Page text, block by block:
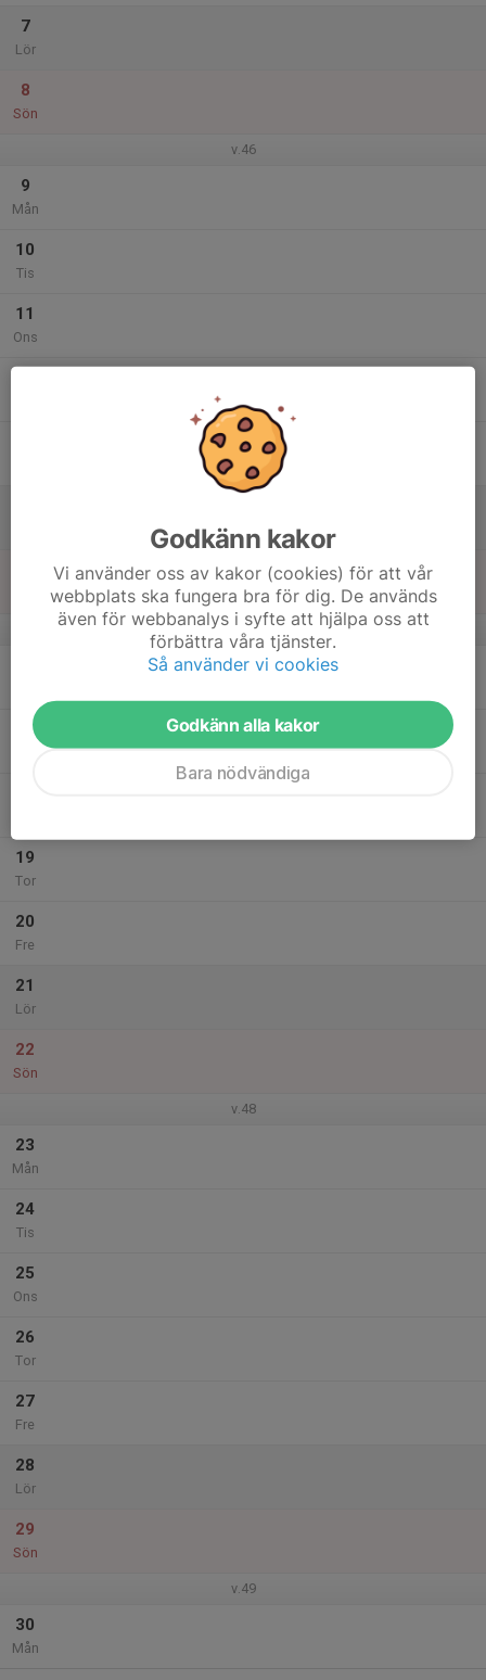
7
Lör
8
Sön
v.46
9
Mån
10
Tis
11
Ons
v.47
17
19
Tor
20
Fre
21
Lör
22
Sön
v.48
23
Mån
24
Tis
25
Ons
26
Tor
27
Fre
28
Lör
29
Sön
v.49
30
Mån
Godkänn kakor
Vi använder oss av kakor (cookies) för att vår
webbplats ska fungera bra för dig. De används
även för webbanalys i syfte att hjälpa oss att
förbättra våra tjänster.
Så använder vi cookies
Godkänn alla kakor
Bara nödvändiga